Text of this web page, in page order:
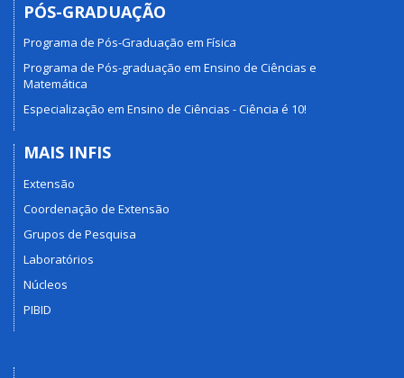
PÓS-GRADUAÇÃO
Programa de Pós-Graduação em Física
Programa de Pós-graduação em Ensino de Ciências e
Matemática
Especialização em Ensino de Ciências - Ciência é 10!
MAIS INFIS
Extensão
Coordenação de Extensão
Grupos de Pesquisa
Laboratórios
Núcleos
PIBID